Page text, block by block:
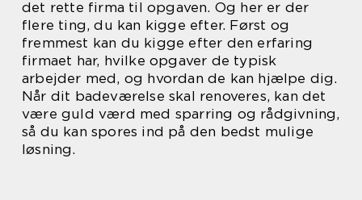
det rette firma til opgaven. Og her er der
flere ting, du kan kigge efter. Først og
fremmest kan du kigge efter den erfaring
firmaet har, hvilke opgaver de typisk
arbejder med, og hvordan de kan hjælpe dig.
Når dit badeværelse skal renoveres, kan det
være guld værd med sparring og rådgivning,
så du kan spores ind på den bedst mulige
løsning.